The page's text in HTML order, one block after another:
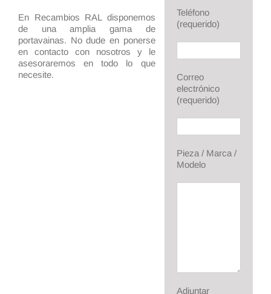
En Recambios RAL disponemos
de una amplia gama de
portavainas. No dude en ponerse
en contacto con nosotros y le
asesoraremos en todo lo que
necesite.
Teléfono
(requerido)
Correo
electrónico
(requerido)
Pieza / Marca /
Modelo
Adjuntar